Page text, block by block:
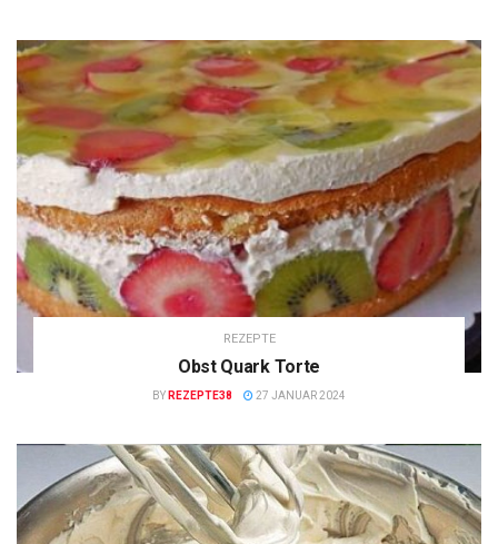
REZEPTE
Obst Quark Torte
BY REZEPTE38 27 JANUAR 2024